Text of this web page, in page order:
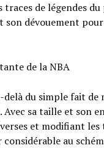
de légendes
son dévouement
du simple fait de
sa taille et son
et modifiant les
au